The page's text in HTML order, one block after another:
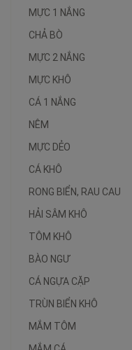
MỰC 1 NẮNG
CHẢ BÒ
MỰC 2 NẮNG
MỰC KHÔ
CÁ 1 NẮNG
NÊM
MỰC DẺO
CÁ KHÔ
RONG BIỂN, RAU CAU
HẢI SÂM KHÔ
TÔM KHÔ
BÀO NGƯ
CÁ NGỰA CẶP
TRÙN BIỂN KHÔ
MẮM TÔM